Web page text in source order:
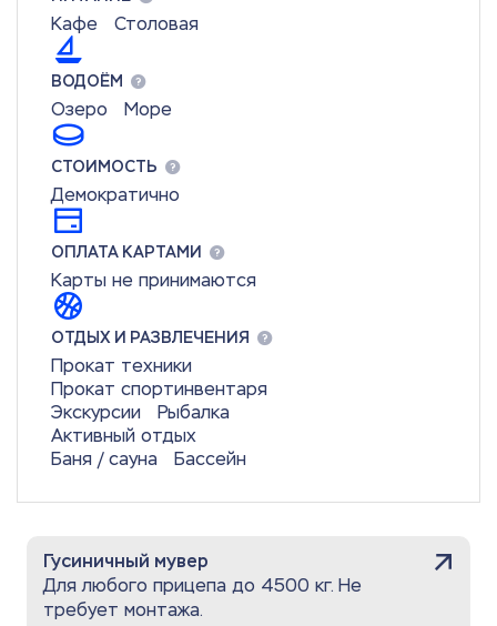
Кафе Столовая
ВОДОЁМ
Озеро Море
СТОИМОСТЬ
Демократично
ОПЛАТА КАРТАМИ
Карты не принимаются
ОТДЫХ И РАЗВЛЕЧЕНИЯ
Прокат техники
Прокат спортинвентаря
Экскурсии
Рыбалка
Активный отдых
Баня / сауна
Бассейн
Гусиничный мувер
Для любого прицепа до 4500 кг. Не
требует монтажа.